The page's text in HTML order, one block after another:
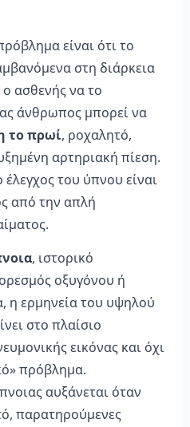
είναι ότι το
στη διάρκεια
ασθενής να το
άνθρωπος μπορεί να
το πρωί, ροχαλητό,
αρτηριακή πίεση.
έλεγχος του ύπνου είναι
από την απλή
, ιστορικό
οξυγόνου ή
η ερμηνεία του υψηλού
στο πλαίσιο
εικόνας και όχι
πρόβλημα.
αυξάνεται όταν
παρατηρούμενες